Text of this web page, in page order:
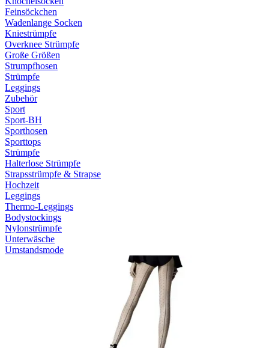
Feinsöckchen
Wadenlange Socken
Kniestrümpfe
Overknee Strümpfe
Große Größen
Strumpfhosen
Strümpfe
Leggings
Zubehör
Sport
Sport-BH
Sporthosen
Sporttops
Strümpfe
Halterlose Strümpfe
Strapsstrümpfe & Strapse
Hochzeit
Leggings
Thermo-Leggings
Bodystockings
Nylonstrümpfe
Unterwäsche
Umstandsmode